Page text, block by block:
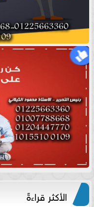
الأكثر قراءةً